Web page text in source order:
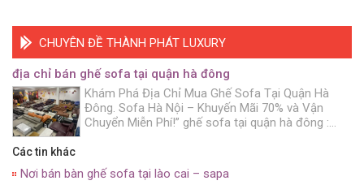
CHUYÊN ĐỀ THÀNH PHÁT LUXURY
địa chỉ bán ghế sofa tại quận hà đông
Khám Phá Địa Chỉ Mua Ghế Sofa Tại Quận Hà
Đông. Sofa Hà Nội – Khuyến Mãi 70% và Vận
Chuyển Miễn Phí!” ghế sofa tại quận hà đông :
lượng? Hãy đến với Sofa Hà […]
Các tin khác
Nơi bán bàn ghế sofa tại lào cai – sapa